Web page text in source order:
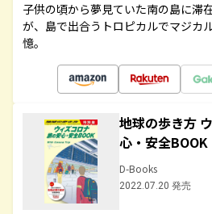
子供の頃から夢見ていた南の島に滞
が、島で出合うトロピカルでマジカ
憶。
地球の歩き方
心・安全BOOK
D-Books
2022.07.20 発売